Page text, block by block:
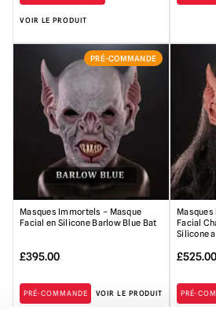
VOIR LE PRODUIT
PRÉ-COMMANDE
Masques Immortels – Masque
Facial en Silicone Barlow Blue Bat
£395.00
PRÉ-COMMANDE VOIR LE PRODUIT
Facial
Silicone
£525.00
PRÉ-